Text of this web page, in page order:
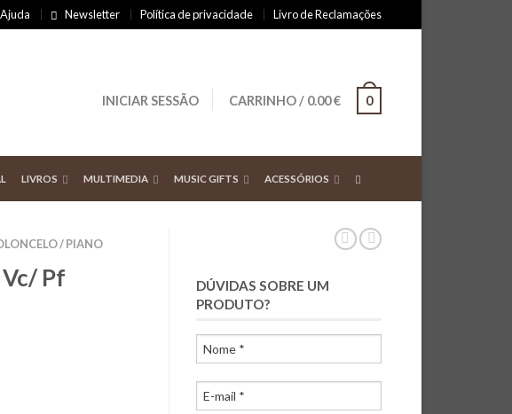
Ajuda Newsletter Política de privacidade Livro de Reclamações
INICIAR SESSÃO CARRINHO/ 0.00€ 0
LIVROS MULTIMEDIA MUSIC GIFTS ACESSÓRIOS
/ PIANO
Pf
DÚVIDAS SOBRE UM
PRODUTO?